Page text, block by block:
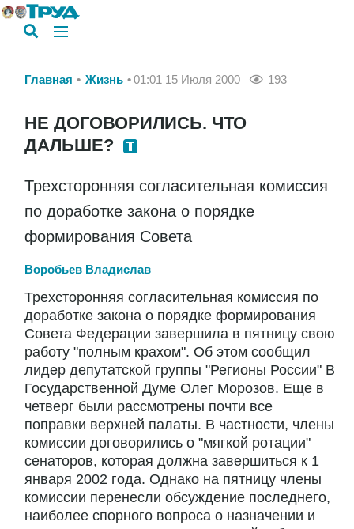
Главная Жизнь 01:01 15 Июля 2000 193
НЕ ДОГОВОРИЛИСЬ. ЧТО
ДАЛЬШЕ?
Трехсторонняя согласительная комиссия
по доработке закона о порядке
формирования Совета
Воробьев Владислав
Трехсторонняя согласительная комиссия по
доработке закона о порядке формирования
Совета Федерации завершила в пятницу свою
работу "полным крахом". Об этом сообщил
лидер депутатской группы "Регионы России" В
Государственной Думе Олег Морозов. Еще в
четверг были рассмотрены почти все
поправки верхней палаты. В частности, члены
комиссии договорились о "мягкой ротации"
сенаторов, которая должна завершиться к 1
января 2002 года. Однако на пятницу члены
комиссии перенесли обсуждение последнего,
наиболее спорного вопроса о назначении и